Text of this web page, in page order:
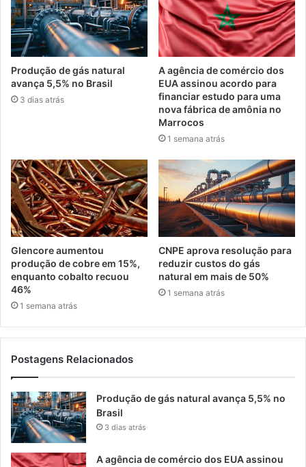
Produção de gás natural
avança 5,5% no Brasil
3 dias atrás
A agência de comércio dos
EUA assinou acordo para
financiar estudo para uma
nova fábrica de amônia no
Marrocos
1 semana atrás
Glencore aumentou
produção de cobre em 15%,
enquanto cobalto recuou
46%
1 semana atrás
CNPE aprova resolução para
reduzir custos do gás
natural em mais de 50%
1 semana atrás
Postagens Relacionados
Produção de gás natural avança 5,5% no
Brasil
3 dias atrás
A agência de comércio dos EUA assinou